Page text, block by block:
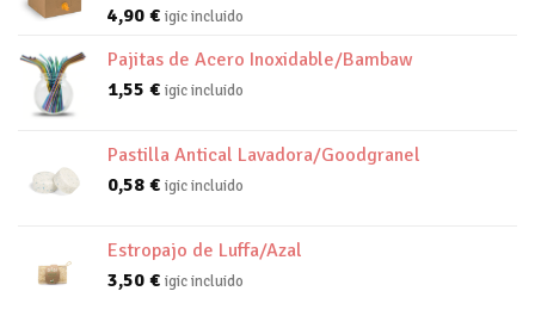
4,90 € igic incluido
Pajitas de Acero Inoxidable/Bambaw
1,55 € igic incluido
Pastilla Antical Lavadora/Goodgranel
0,58 € igic incluido
Estropajo de Luffa/Azal
3,50 € igic incluido